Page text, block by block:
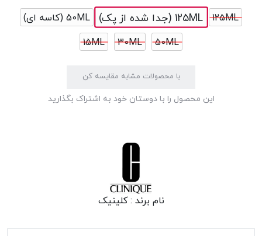
125ML
125ML (جدا شده از پک)
50ML (کاسه ای)
50ML
30ML
15ML
با محصولات مشابه مقایسه کن
این محصول را با دوستان خود به اشتراک بگذارید
نام برند :کلینیک